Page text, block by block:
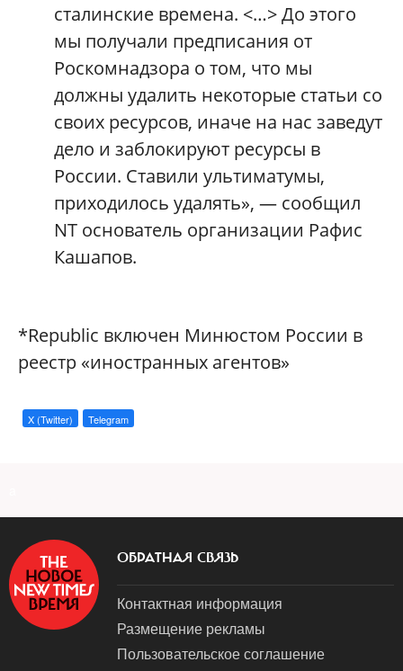
сталинские времена. <…> До этого
мы получали предписания от
Роскомнадзора о том, что мы
должны удалить некоторые статьи со
своих ресурсов, иначе на нас заведут
дело и заблокируют ресурсы в
России. Ставили ультиматумы,
приходилось удалять», — сообщил
NT основатель организации Рафис
Кашапов.
*Republic включен Минюстом России в
реестр «иностранных агентов»
X (Twitter) Telegram
ОБРАТНАЯ СВЯЗЬ
Контактная информация
Размещение рекламы
Пользовательское соглашение